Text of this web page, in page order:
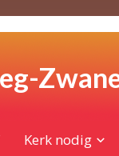
Kerk nodig